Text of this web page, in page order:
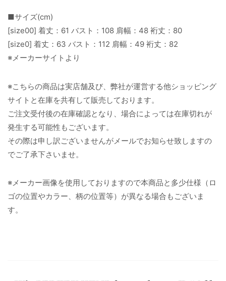
■サイズ(cm)
[size00] 着丈：61 バスト：108 肩幅：48 裄丈：80
[size0] 着丈：63 バスト：112 肩幅：49 裄丈：82
※メーカーサイトより
※こちらの商品は実店舗及び、弊社が運営する他ショッピング
サイトと在庫を共有して販売しております。
ご注文受付後の在庫確認となり、場合によっては在庫切れが
発生する可能性もございます。
その際は申し訳ございませんがメールでお知らせ致しますの
でご了承下さいませ。
※メーカー画像を使用しておりますので本商品と多少仕様（ロ
ゴの位置やカラー、柄の位置等）が異なる場合もございま
す。